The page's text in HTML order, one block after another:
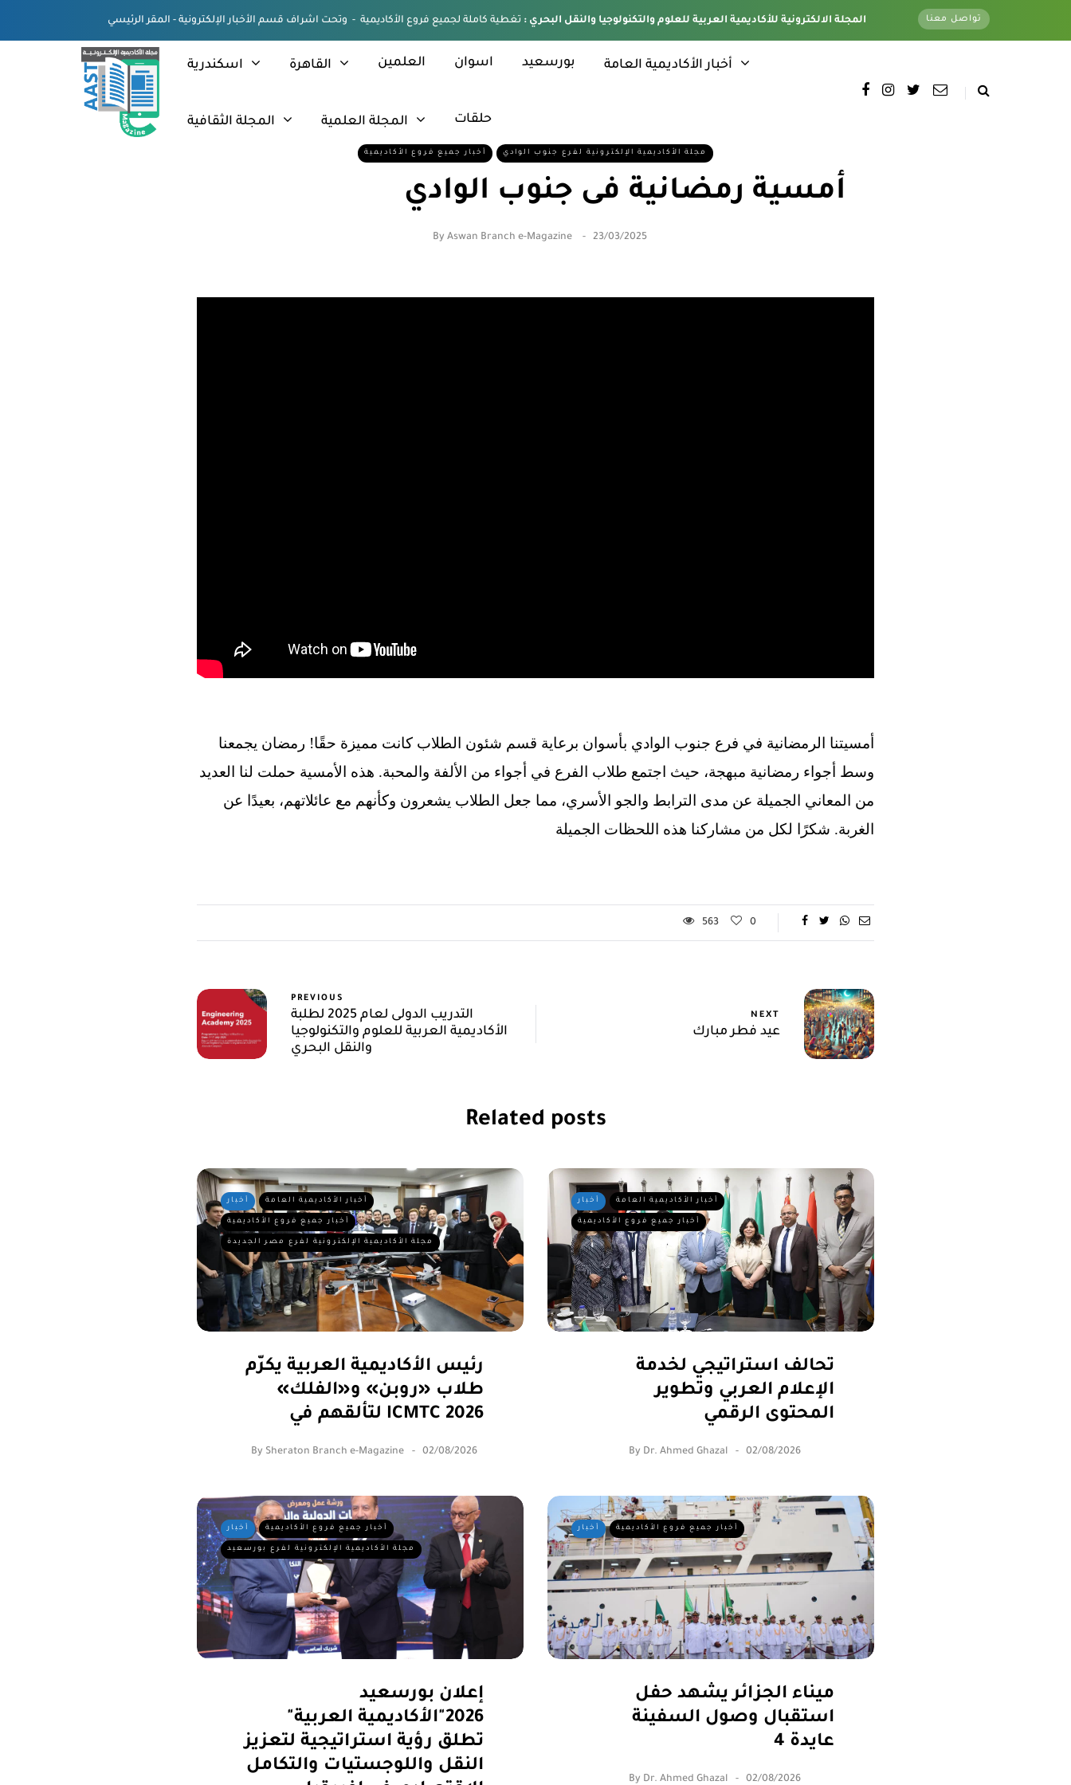
المجلة الالكترونية للأكاديمية العربية للعلوم والتكنولوجيا والنقل البحري : تواصل معنا
اسكندرية القاهرة العلمين اسوان بورسعيد أخبار الأكاديمية العامة
المجلة الثقافية المجلة العلمية حلقات
أخبار جميع فروع الأكاديمية مجلة الأكاديمية الإلكترونية لفرع جنوب الوادي
أمسية رمضانية فى جنوب الوادي
By Aswan Branch e-Magazine 23/03/2025
وسط أجواء رمضانية مبهجة، حيث اجتمع طلاب الفرع في أجواء من الألفة والمحبة. هذه الأمسية حملت لنا العديد
من المعاني الجميلة عن مدى الترابط والجو الأسري، مما جعل الطلاب يشعرون وكأنهم مع عائلاتهم، بعيدًا عن
الغربة. شكرًا لكل من مشاركنا هذه اللحظات الجميلة
563 0
PREVIOUS
التدريب الدولى لعام 2025 لطلبة
الأكاديمية العربية للعلوم والتكنولوجيا
والنقل البحري
NEXT
عيد فطر مبارك
Related posts
أخبار أخبار الأكاديمية العامة
أخبار جميع فروع الأكاديمية
مجلة الأكاديمية الإلكترونية لفرع مصر الجديدة
رئيس الأكاديمية العربية يكرّم
طلاب «روبن» و«الفلك»
لتألقهم في ICMTC 2026
By Sheraton Branch e-Magazine 02/08/2026
أخبار أخبار الأكاديمية العامة
أخبار جميع فروع الأكاديمية
تحالف استراتيجي لخدمة
الإعلام العربي وتطوير
المحتوى الرقمي
By Dr. Ahmed Ghazal 02/08/2026
أخبار أخبار جميع فروع الأكاديمية
مجلة الأكاديمية الإلكترونية لفرع بورسعيد
إعلان بورسعيد
2026"الأكاديمية العربية"
تطلق رؤية استراتيجية لتعزيز
النقل واللوجستيات والتكامل
أخبار أخبار جميع فروع الأكاديمية
ميناء الجزائر يشهد حفل
استقبال وصول السفينة
عايدة 4
By Dr. Ahmed Ghazal 02/08/2026